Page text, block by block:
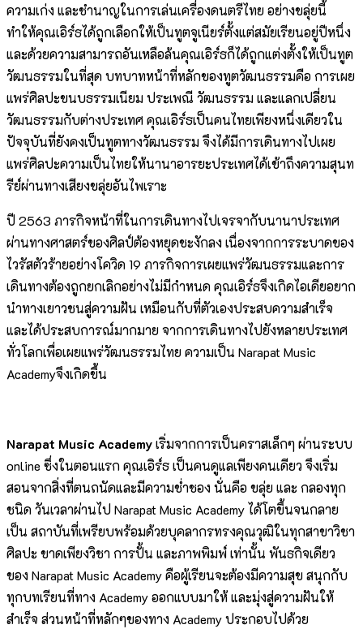
ความเก่ง และชำนาญในการเล่นเครื่องดนตรีไทย อย่างขลุ่ยนี้
ทำให้คุณเอิร์ธได้ถูกเลือกให้เป็นทูตจูเนียร์ตั้งแต่สมัยเรียนอยู่ปีหนึ่ง
และด้วยความสามารถอันเหลือล้นคุณเอิร์ธก็ได้ถูกแต่งตั้งให้เป็นทูต
วัฒนธรรมในที่สุด บทบาทหน้าที่หลักของทูตวัฒนธรรมคือ การเผย
แพร่ศิลปะขนบธรรมเนียม ประเพณี วัฒนธรรม และแลกเปลี่ยน
วัฒนธรรมกับต่างประเทศ คุณเอิร์ธเป็นคนไทยเพียงหนึ่งเดียวใน
ปัจจุบันที่ยังคงเป็นทูตทางวัฒนธรรม จึงได้มีการเดินทางไปเผย
แพร่ศิลปะความเป็นไทยให้นานาอารยะประเทศได้เข้าถึงความสุนท
รีย์ผ่านทางเสียงขลุ่ยอันไพเราะ
ปี 2563 ภารกิจหน้าที่ในการเดินทางไปเจรจากับนานาประเทศ
ผ่านทางศาสตร์ของศิลป์ต้องหยุดชะงักลง เนื่องจากการระบาดของ
ไวรัสตัวร้ายอย่างโควิด 19 ภารกิจการเผยแพร่วัฒนธรรมและการ
เดินทางต้องถูกยกเลิกอย่างไม่มีกำหนด คุณเอิร์ธจึงเกิดไอเดียอยาก
นำทางเยาวชนสู่ความฝัน เหมือนกับที่ตัวเองประสบความสำเร็จ
และได้ประสบการณ์มากมาย จากการเดินทางไปยังหลายประเทศ
ทั่วโลกเพื่อเผยแพร่วัฒนธรรมไทย ความเป็น Narapat Music
Academyจึงเกิดขึ้น
Narapat Music Academyเริ่มจากการเป็นคราสเล็กๆ ผ่านระบบ
online ซึ่งในตอนแรก คุณเอิร์ธ เป็นคนดูแลเพียงคนเดียว จึงเริ่ม
สอนจากสิ่งที่ตนถนัดและมีความช่ำชอง นั่นคือ ขลุ่ย และ กลองทุก
ชนิด วันเวลาผ่านไป Narapat Music Academy ได้โตขึ้นจนกลาย
เป็น สถาบันที่เพรียบพร้อมด้วยบุคลากรทรงคุณวุฒิในทุกสาขาวิชา
ศิลปะ ขาดเพียงวิชา การปั้น และภาพพิมพ์ เท่านั้น พันธกิจเดียว
ของ Narapat Music Academy คือผู้เรียนจะต้องมีความสุข สนุกกับ
ทุกบทเรียนที่ทาง Academy ออกแบบมาให้ และมุ่งสู่ความฝันให้
สำเร็จ ส่วนหน้าที่หลักๆของทาง Academy ประกอบไปด้วย